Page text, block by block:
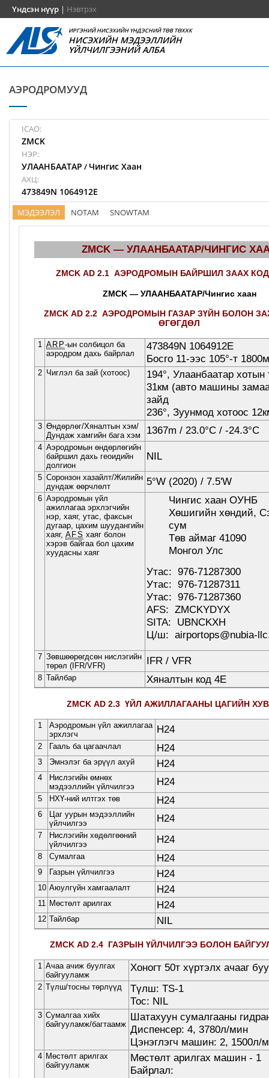
Үндсэн нүүр | Нэвтрэх
ИРГЭНИЙ НИСЭХИЙН ҮНДЭСНИЙ ТӨВ ТӨХХК
НИСЭХИЙН МЭДЭЭЛЛИЙН
ҮЙЛЧИЛГЭЭНИЙ АЛБА
АЭРОДРОМУУД
ICAO:
ZMCK
НЭР:
УЛААНБААТАР / Чингис Хаан
АХЦ:
473849N 1064912E
МЭДЭЭЛЭЛ NOTAM SNOWTAM